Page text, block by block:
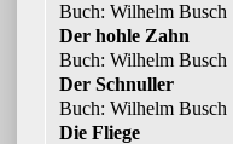
Buch: Wilhelm Busch
Der hohle Zahn
Buch: Wilhelm Busch
Der Schnuller
Buch: Wilhelm Busch
Die Fliege